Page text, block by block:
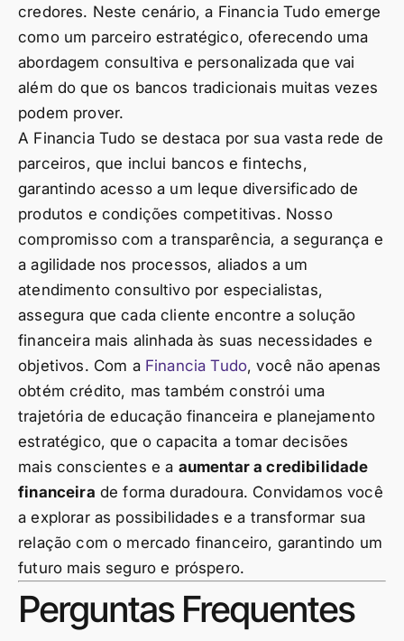
credores. Neste cenário, a Financia Tudo emerge
como um parceiro estratégico, oferecendo uma
abordagem consultiva e personalizada que vai
além do que os bancos tradicionais muitas vezes
podem prover.
A Financia Tudo se destaca por sua vasta rede de
parceiros, que inclui bancos e fintechs,
garantindo acesso a um leque diversificado de
produtos e condições competitivas. Nosso
compromisso com a transparência, a segurança e
a agilidade nos processos, aliados a um
atendimento consultivo por especialistas,
assegura que cada cliente encontre a solução
financeira mais alinhada às suas necessidades e
objetivos. Com a Financia Tudo, você não apenas
obtém crédito, mas também constrói uma
trajetória de educação financeira e planejamento
estratégico, que o capacita a tomar decisões
mais conscientes e a aumentar a credibilidade
financeira de forma duradoura. Convidamos você
a explorar as possibilidades e a transformar sua
relação com o mercado financeiro, garantindo um
futuro mais seguro e próspero.
Perguntas Frequentes